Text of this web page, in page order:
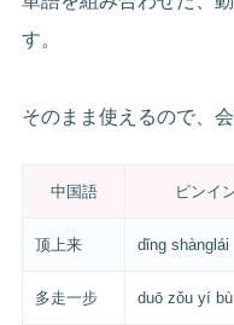
す。
そのまま使えるので、
中国語 ピンイ
顶上来 dǐng shànglái
多走一步 duō zǒu yí bù